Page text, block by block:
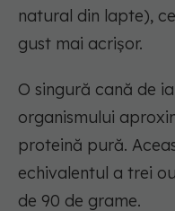
natural din lapte),
gust mai acrișor.
O singură cană de
organismului
proteină pură.
echivalentul a trei
de 90 de grame.